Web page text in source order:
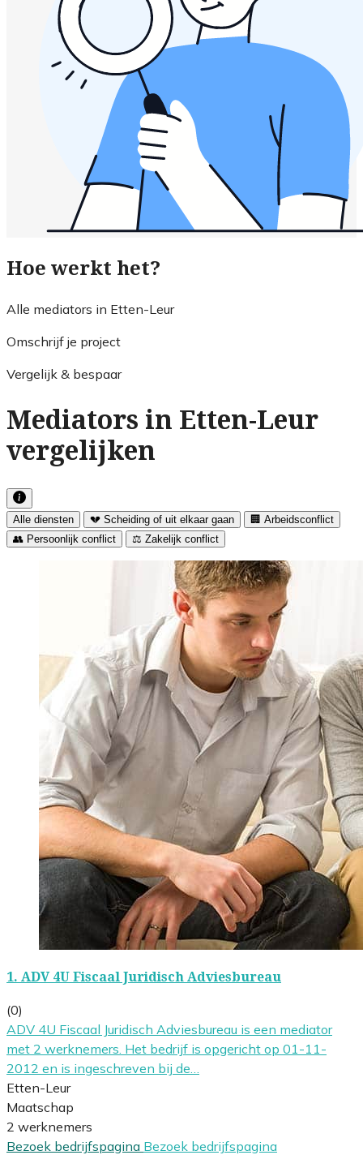
Hoe werkt het?
Alle mediators in Etten-Leur
Omschrijf je project
Vergelijk & bespaar
Mediators in Etten-Leur
vergelijken
Alle diensten 💔 Scheiding of uit elkaar gaan
🏢 Arbeidsconflict
👥 Persoonlijk conflict
⚖️ Zakelijk conflict
1. ADV 4U Fiscaal Juridisch Adviesbureau
(0)
ADV 4U Fiscaal Juridisch Adviesbureau is een mediator
met 2 werknemers. Het bedrijf is opgericht op 01-11-
2012 en is ingeschreven bij de…
Etten-Leur
Maatschap
2 werknemers
Bezoek bedrijfspagina Bezoek bedrijfspagina